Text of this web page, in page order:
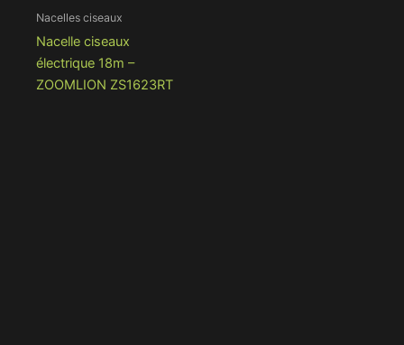
Nacelles ciseaux
Nacelle ciseaux
électrique 18m –
ZOOMLION ZS1623RT